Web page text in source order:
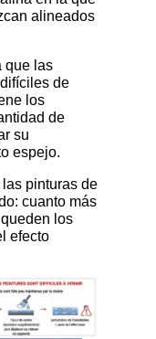
alineados
que las
de
los
de
su
espejo.
pinturas de
cuanto más
los
efecto